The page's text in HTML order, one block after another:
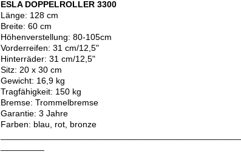
ESLA DOPPELROLLER 3300
Länge: 128 cm
Breite: 60 cm
Höhenverstellung: 80-105cm
Vorderreifen: 31 cm/12,5"
Hinterräder: 31 cm/12,5"
Sitz: 20 x 30 cm
Gewicht: 16,9 kg
Tragfähigkeit: 150 kg
Bremse: Trommelbremse
Garantie: 3 Jahre
Farben: blau, rot, bronze